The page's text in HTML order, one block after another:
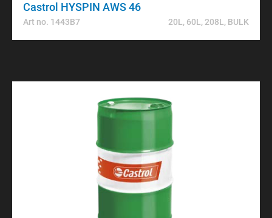
Castrol HYSPIN AWS 46
Art no. 1443B7 20L, 60L, 208L, BULK